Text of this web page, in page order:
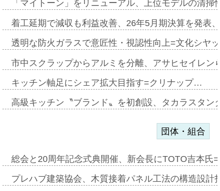
「マイトーン」をリニューアル、上位モデルの清
着工延期で減収も利益改善、26年5月期決算を発表
透明な防火ガラスで意匠性・視認性向上=文化シヤ
市中スクラップからアルミを分離、アサヒセイレ
キッチン軸足にシェア拡大目指す=クリナップ…
高級キッチン〝ブランド〟を初創設、タカラスタ
団体・組合
総会と20周年記念式典開催、新会長にTOTO吉本氏
プレハブ建築協会、木質接着パネル工法の構造設